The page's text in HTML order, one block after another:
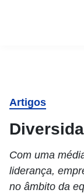
Artigos
Com uma
liderança,
no âmbito da